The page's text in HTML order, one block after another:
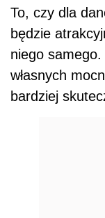
To, czy dla
będzie
niego
własnych
bardziej